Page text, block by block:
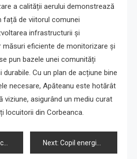
a calității aerului demonstrează
față de viitorul comunei
infrastructurii și
măsuri eficiente de monitorizare și
pun bazele unei comunități
Cu un plan de acțiune bine
necesare, Apăteanu este hotărât
viziune, asigurând un mediu curat
locuitorii din Corbeanca.
Next: Copil energic sau ADHD?